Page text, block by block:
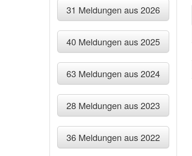
31 Meldungen aus 2026
40 Meldungen aus 2025
63 Meldungen aus 2024
28 Meldungen aus 2023
36 Meldungen aus 2022